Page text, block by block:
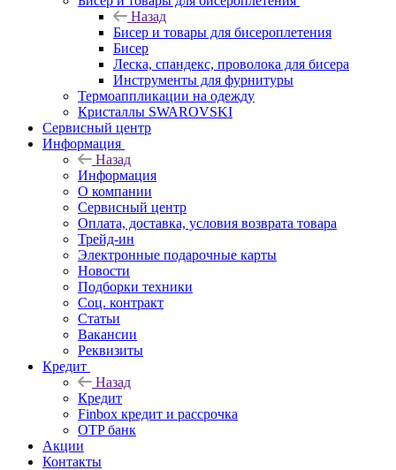
Назад
Бисер и товары для бисероплетения
Бисер
Леска, спандекс, проволока для бисера
Инструменты для фурнитуры
Термоаппликации на одежду
Кристаллы SWAROVSKI
Сервисный центр
Информация
Назад
Информация
О компании
Сервисный центр
Оплата, доставка, условия возврата товара
Трейд-ин
Электронные подарочные карты
Новости
Подборки техники
Соц. контракт
Статьи
Вакансии
Реквизиты
Кредит
Назад
Кредит
Finbox кредит и рассрочка
OTP банк
Акции
Контакты